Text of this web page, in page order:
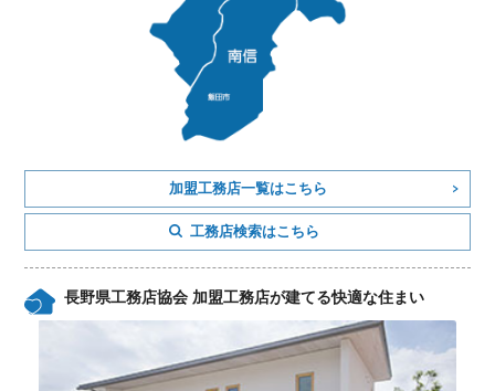
加盟工務店一覧はこちら
工務店検索はこちら
長野県工務店協会 加盟工務店が建てる快適な住まい